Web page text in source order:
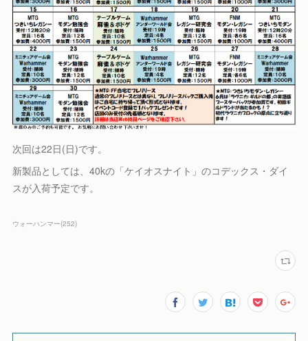
次回は22日(日)です。
新製品としては、40kの「ケイオスナイト」のコデックス・ダイ
スが入荷予定です。
ウォーハンマー(252)